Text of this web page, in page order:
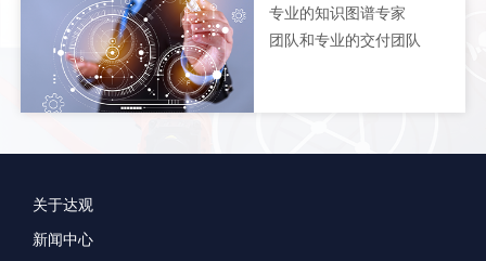
专业的知识图谱专家
团队和专业的交付团队
关于达观
新闻中心